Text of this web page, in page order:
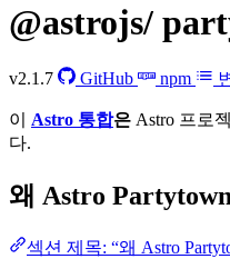
@astrojs/
v2.1.7 GitHub npm
이 Astro 통합은 Astro 프로
다.
왜 Astro
섹션 제목: “왜 Astro